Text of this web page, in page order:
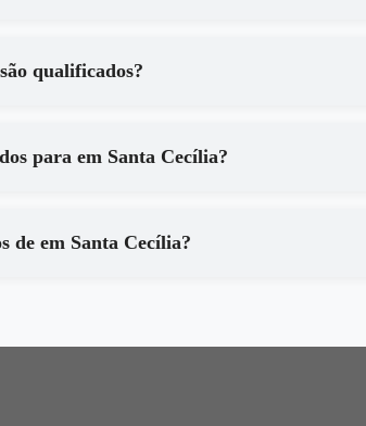
Cecília são qualificados?
Que tipo de equipamentos são utilizados para em Santa Cecília?
Como posso ter certeza dos resultados de em Santa Cecília?